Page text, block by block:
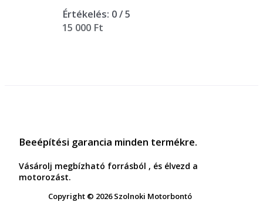
Értékelés: 0/ 5
15 000 Ft
Beeépítési garancia minden termékre.
Vásárolj megbízható forrásból , és élvezd a
motorozást.
Copyright © 2026 Szolnoki Motorbontó